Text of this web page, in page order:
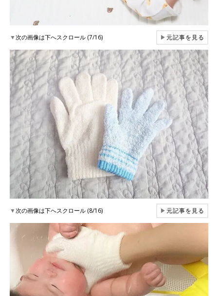
▼次の画像は下へスクロール (7/16) ▶元記事を見る
▼次の画像は下へスクロール (8/16) ▶元記事を見る